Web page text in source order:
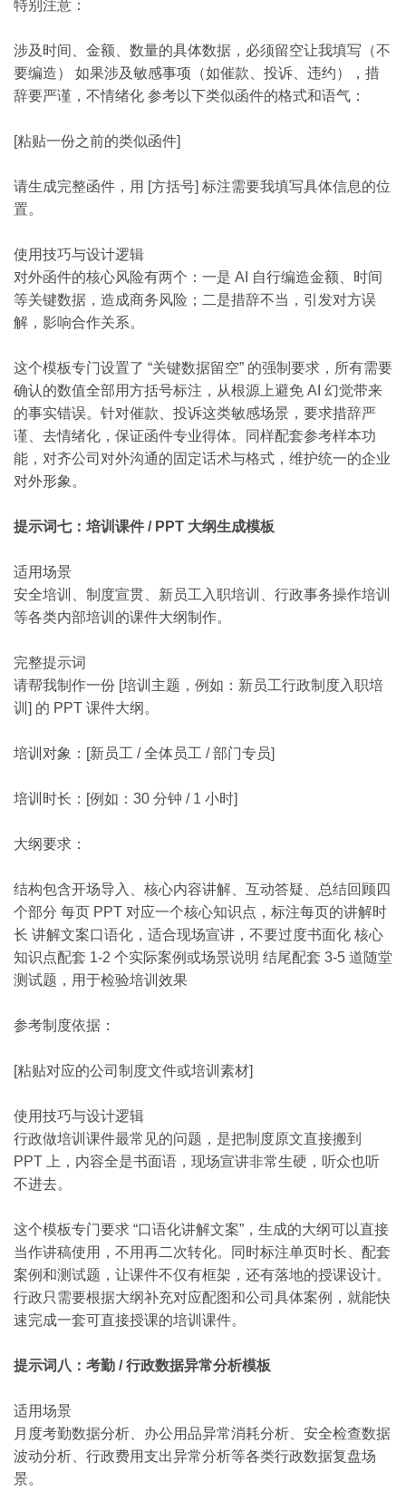
特别注意：
涉及时间、金额、数量的具体数据，必须留空让我填写（不
要编造） 如果涉及敏感事项（如催款、投诉、违约），措
辞要严谨，不情绪化 参考以下类似函件的格式和语气：
[粘贴一份之前的类似函件]
请生成完整函件，用 [方括号] 标注需要我填写具体信息的位
置。
使用技巧与设计逻辑
对外函件的核心风险有两个：一是 AI 自行编造金额、时间
等关键数据，造成商务风险；二是措辞不当，引发对方误
解，影响合作关系。
这个模板专门设置了 “关键数据留空” 的强制要求，所有需要
确认的数值全部用方括号标注，从根源上避免 AI 幻觉带来
的事实错误。针对催款、投诉这类敏感场景，要求措辞严
谨、去情绪化，保证函件专业得体。同样配套参考样本功
能，对齐公司对外沟通的固定话术与格式，维护统一的企业
对外形象。
提示词七：培训课件 / PPT 大纲生成模板
适用场景
安全培训、制度宣贯、新员工入职培训、行政事务操作培训
等各类内部培训的课件大纲制作。
完整提示词
请帮我制作一份 [培训主题，例如：新员工行政制度入职培
训] 的 PPT 课件大纲。
培训对象：[新员工 / 全体员工 / 部门专员]
培训时长：[例如：30 分钟 / 1 小时]
大纲要求：
结构包含开场导入、核心内容讲解、互动答疑、总结回顾四
个部分 每页 PPT 对应一个核心知识点，标注每页的讲解时
长 讲解文案口语化，适合现场宣讲，不要过度书面化 核心
知识点配套 1-2 个实际案例或场景说明 结尾配套 3-5 道随堂
测试题，用于检验培训效果
参考制度依据：
[粘贴对应的公司制度文件或培训素材]
使用技巧与设计逻辑
行政做培训课件最常见的问题，是把制度原文直接搬到
PPT 上，内容全是书面语，现场宣讲非常生硬，听众也听
不进去。
这个模板专门要求 “口语化讲解文案”，生成的大纲可以直接
当作讲稿使用，不用再二次转化。同时标注单页时长、配套
案例和测试题，让课件不仅有框架，还有落地的授课设计。
行政只需要根据大纲补充对应配图和公司具体案例，就能快
速完成一套可直接授课的培训课件。
提示词八：考勤 / 行政数据异常分析模板
适用场景
月度考勤数据分析、办公用品异常消耗分析、安全检查数据
波动分析、行政费用支出异常分析等各类行政数据复盘场
景。